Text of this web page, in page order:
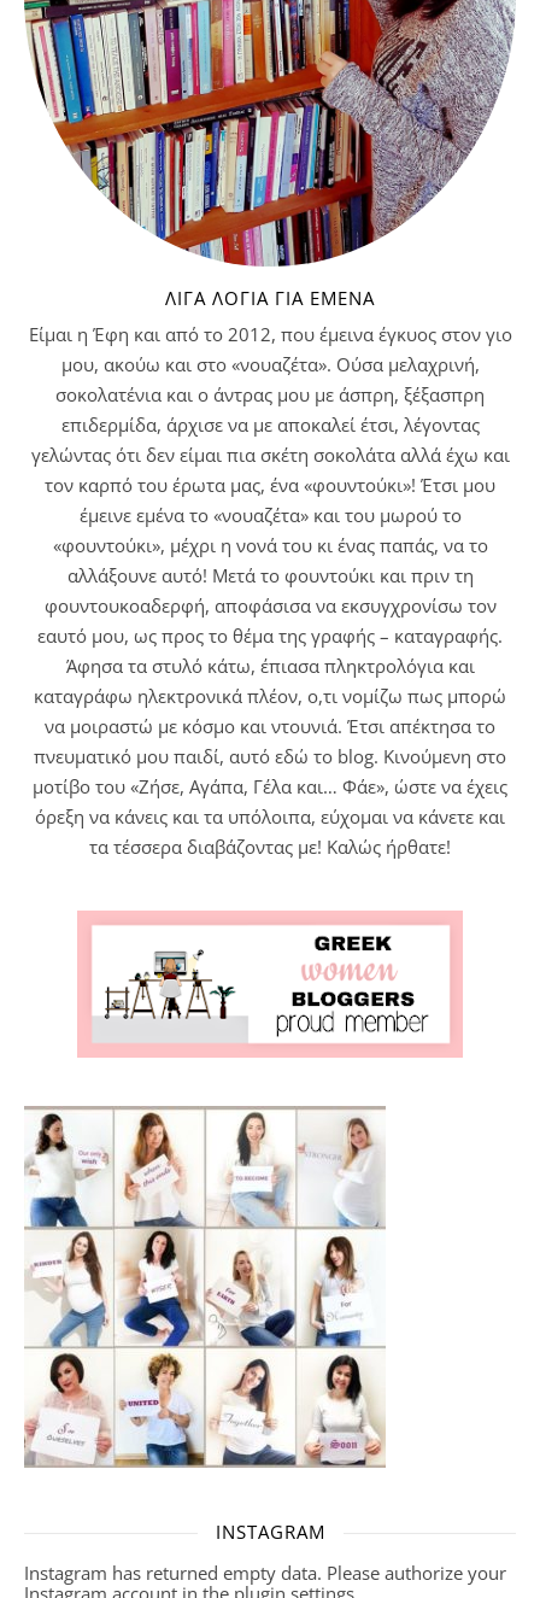
ΛΊΓΑ ΛΌΓΙΑ ΓΙΑ ΕΜΈΝΑ
Είμαι η Έφη και από το 2012, που έμεινα έγκυος στον γιο
μου, ακούω και στο «νουαζέτα». Ούσα μελαχρινή,
σοκολατένια και ο άντρας μου με άσπρη, ξέξασπρη
επιδερμίδα, άρχισε να με αποκαλεί έτσι, λέγοντας
γελώντας ότι δεν είμαι πια σκέτη σοκολάτα αλλά έχω και
τον καρπό του έρωτα μας, ένα «φουντούκι»! Έτσι μου
έμεινε εμένα το «νουαζέτα» και του μωρού το
«φουντούκι», μέχρι η νονά του κι ένας παπάς, να το
αλλάξουνε αυτό! Μετά το φουντούκι και πριν τη
φουντουκοαδερφή, αποφάσισα να εκσυγχρονίσω τον
εαυτό μου, ως προς το θέμα της γραφής – καταγραφής.
Άφησα τα στυλό κάτω, έπιασα πληκτρολόγια και
καταγράφω ηλεκτρονικά πλέον, ο,τι νομίζω πως μπορώ
να μοιραστώ με κόσμο και ντουνιά. Έτσι απέκτησα το
πνευματικό μου παιδί, αυτό εδώ το blog. Κινούμενη στο
μοτίβο του «Ζήσε, Αγάπα, Γέλα και… Φάε», ώστε να έχεις
όρεξη να κάνεις και τα υπόλοιπα, εύχομαι να κάνετε και
τα τέσσερα διαβάζοντας με! Καλώς ήρθατε!
INSTAGRAM
Instagram has returned empty data. Please authorize your